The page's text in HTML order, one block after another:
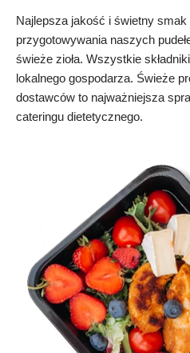
Najlepsza jakość i świetny smak
przygotowywania naszych
świeże zioła. Wszystkie
lokalnego gospodarza. Świeże
dostawców to najważniejsza
cateringu dietetycznego.